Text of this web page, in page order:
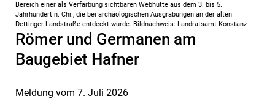
Bereich einer als Verfärbung sichtbaren Webhütte aus dem 3. bis 5.
Jahrhundert n. Chr., die bei archäologischen Ausgrabungen an der alten
Dettinger Landstraße entdeckt wurde. Bildnachweis: Landratsamt Konstanz
Meldung vom 7. Juli 2026
Römer und Germanen am
Baugebiet Hafner